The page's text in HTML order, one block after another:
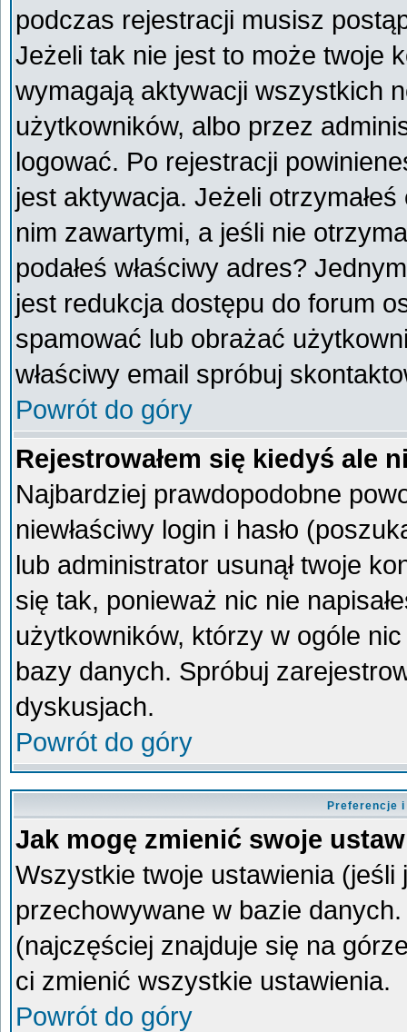
podczas rejestracji musisz
Jeżeli tak nie jest to może twoje
wymagają aktywacji wszystkich
użytkowników, albo przez
logować. Po rejestracji
jest aktywacja. Jeżeli
nim zawartymi, a jeśli nie
podałeś właściwy adres?
jest redukcja dostępu do forum
spamować lub obrażać
właściwy email spróbuj
Powrót do góry
Rejestrowałem się kiedyś ale
Najbardziej prawdopodobne
niewłaściwy login i hasło
lub administrator usunął twoje
się tak, ponieważ nic nie
użytkowników, którzy w ogóle
bazy danych. Spróbuj
dyskusjach.
Powrót do góry
Preferencje
Jak mogę zmienić swoje
Wszystkie twoje ustawienia
przechowywane w bazie
(najczęściej znajduje się na
ci zmienić wszystkie ustawienia.
Powrót do góry